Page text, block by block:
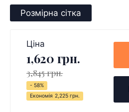
Розмірна сітка
Ціна
1,620 грн.
3,845 грн.
- 58%
Економія 2,225 грн.